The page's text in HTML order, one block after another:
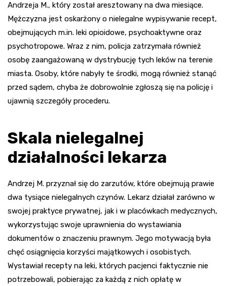
Andrzeja M., który został aresztowany na dwa miesiące.
Mężczyzna jest oskarżony o nielegalne wypisywanie recept,
obejmujących m.in. leki opioidowe, psychoaktywne oraz
psychotropowe. Wraz z nim, policja zatrzymała również
osobę zaangażowaną w dystrybucję tych leków na terenie
miasta. Osoby, które nabyły te środki, mogą również stanąć
przed sądem, chyba że dobrowolnie zgłoszą się na policję i
ujawnią szczegóły procederu.
Skala nielegalnej
działalności lekarza
Andrzej M. przyznał się do zarzutów, które obejmują prawie
dwa tysiące nielegalnych czynów. Lekarz działał zarówno w
swojej praktyce prywatnej, jak i w placówkach medycznych,
wykorzystując swoje uprawnienia do wystawiania
dokumentów o znaczeniu prawnym. Jego motywacją była
chęć osiągnięcia korzyści majątkowych i osobistych.
Wystawiał recepty na leki, których pacjenci faktycznie nie
potrzebowali, pobierając za każdą z nich opłatę w